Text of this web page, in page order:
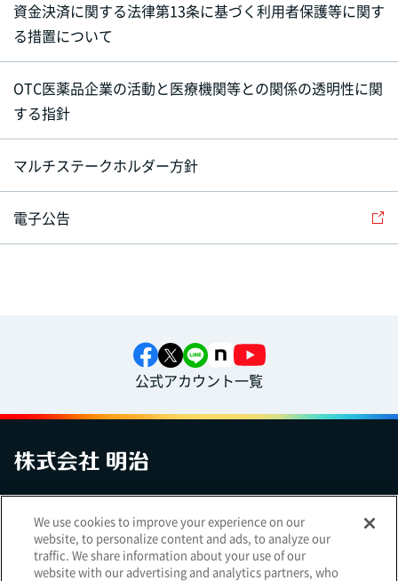
資金決済に関する法律第13条に基づく利用者保護等に関す
る措置について
OTC医薬品企業の活動と医療機関等との関係の透明性に関
する指針
マルチステークホルダー方針
電子公告
公式アカウント一覧
アクセシビリティへの対応方針ご利用規約明治グループのDX
Cookie Settings
We use cookies to improve your experience on our
website, to personalize content and ads, to analyze our
traffic. We share information about your use of our
website with our advertising and analytics partners, who